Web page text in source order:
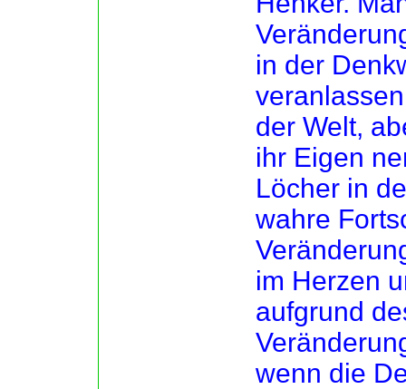
in der
der Welt,
ihr Eigen
Löcher in
wahre
im Herzen
aufgrund
wenn die